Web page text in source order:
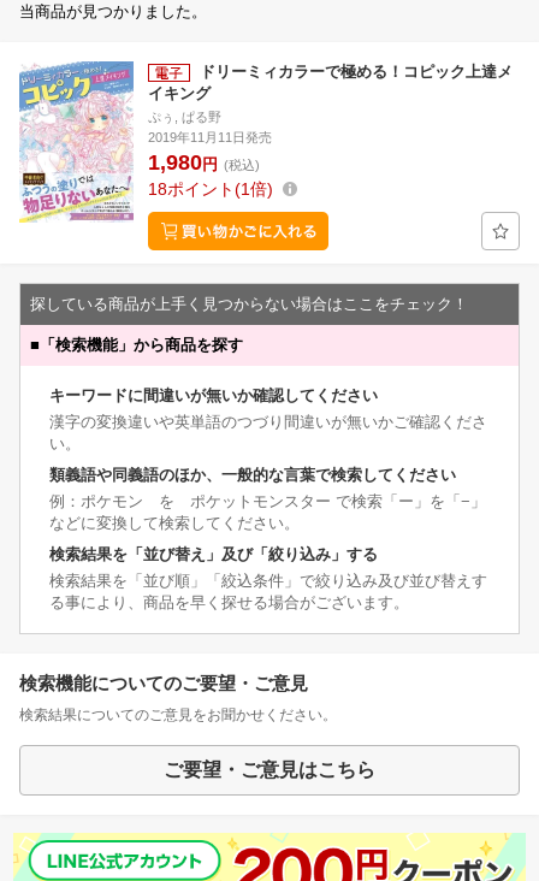
当商品が見つかりました。
ドリーミィカラーで極める！コピック上達メ
イキング
ぷぅ, ぱる野
2019年11月11日発売
1,980円 (税込)
18ポイント 1倍
探している商品が上手く見つからない場合はここをチェック！
■ 「検索機能」から商品を探す
キーワードに間違いが無いか確認してください
漢字の変換違いや英単語のつづり間違いが無いかご確認くださ
い。
類義語や同義語のほか、一般的な言葉で検索してください
例：ポケモン を ポケットモンスター で検索「ー」を「−」
などに変換して検索してください。
検索結果を「並び替え」及び「絞り込み」する
検索結果を「並び順」「絞込条件」で絞り込み及び並び替えす
る事により、商品を早く探せる場合がございます。
検索機能についてのご要望・ご意見
検索結果についてのご意見をお聞かせください。
ご要望・ご意見はこちら